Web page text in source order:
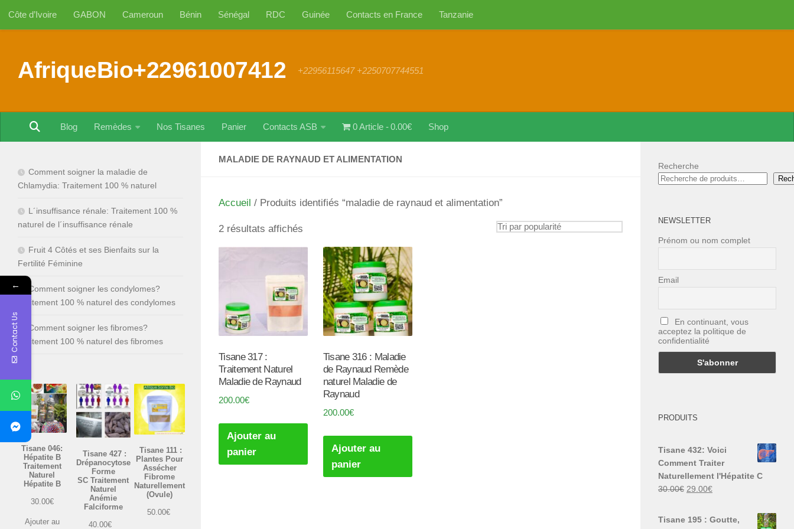
Au dessous du contenu
Côte d’Ivoire GABON Cameroun Bénin Sénégal RDC Guinée Contacts en France Tanzanie
AfriqueBio+22961007412 +22956115647 +2250707744551
Blog Remèdes Nos Tisanes Panier Contacts ASB 0 Article 0.00€ Shop
MALADIE DE RAYNAUD ET ALIMENTATION
Accueil / Produits identifiés “maladie de raynaud et alimentation”
2 résultats affichés
par
popularité
Tisane 317 :
Traitement Naturel
Maladie de Raynaud
200.00€
Ajouter au
panier
Tisane 316 : Maladie
de Raynaud Remède
naturel Maladie de
Raynaud
200.00€
Ajouter au
panier
Comment soigner la maladie de
Chlamydia: Traitement 100 % naturel
L´insuffisance rénale: Traitement 100 %
naturel de l´insuffisance rénale
Fruit 4 Côtés et ses Bienfaits sur la
Fertilité Féminine
Comment soigner les condylomes?
Traitement 100 % naturel des condylomes
Comment soigner les fibromes?
Traitement 100 % naturel des fibromes
Tisane 046:
Hépatite B
Traitement
Naturel
Hépatite B
30.00€
Ajouter au
Tisane 427 :
Drépanocytose
Forme
SC Traitement
Naturel
Anémie
Falciforme
40.00€
Tisane 111 :
Plantes Pour
Assécher
Fibrome
Naturellement
(Ovule)
50.00€
Recherche
NEWSLETTER
Prénom ou nom complet
Email
En continuant, vous
acceptez la politique de
confidentialité
PRODUITS
Tisane 432: Voici
Comment Traiter
Naturellement l'Hépatite C
30.00€ Le
29.00€Le
Tisane 195 : Goutte,
←
Contact Us